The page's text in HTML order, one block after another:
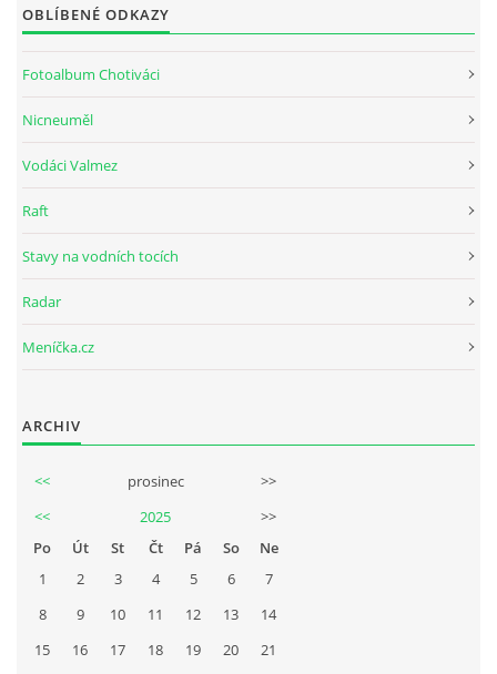
OBLÍBENÉ ODKAZY
Fotoalbum Chotiváci
Nicneuměl
Vodáci Valmez
Raft
Stavy na vodních tocích
Radar
Meníčka.cz
ARCHIV
<< prosinec
>>
<<
2025
>>
Po
Út St Čt Pá So
Ne
1
2 3 4 5 6
7
8
9 10 11 12 13
14
15
16 17 18 19 20 21